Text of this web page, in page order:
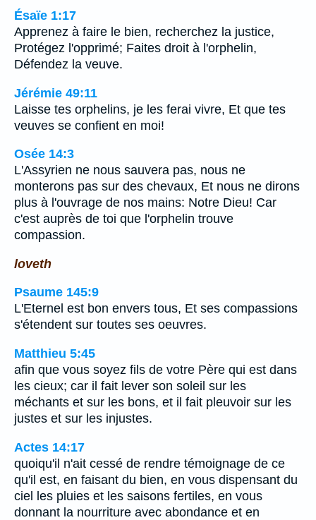
Ésaïe 1:17
Apprenez à faire le bien, recherchez la justice,
Protégez l'opprimé; Faites droit à l'orphelin,
Défendez la veuve.
Jérémie 49:11
Laisse tes orphelins, je les ferai vivre, Et que tes
veuves se confient en moi!
Osée 14:3
L'Assyrien ne nous sauvera pas, nous ne
monterons pas sur des chevaux, Et nous ne dirons
plus à l'ouvrage de nos mains: Notre Dieu! Car
c'est auprès de toi que l'orphelin trouve
compassion.
loveth
Psaume 145:9
L'Eternel est bon envers tous, Et ses compassions
s'étendent sur toutes ses oeuvres.
Matthieu 5:45
afin que vous soyez fils de votre Père qui est dans
les cieux; car il fait lever son soleil sur les
méchants et sur les bons, et il fait pleuvoir sur les
justes et sur les injustes.
Actes 14:17
quoiqu'il n'ait cessé de rendre témoignage de ce
qu'il est, en faisant du bien, en vous dispensant du
ciel les pluies et les saisons fertiles, en vous
donnant la nourriture avec abondance et en